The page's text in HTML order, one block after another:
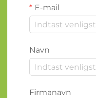
E-mail
Navn
Firmanavn